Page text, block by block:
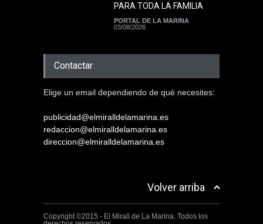
PARA TODA LA FAMILIA
PORTAL DE LA MARINA
03/08/2026
Contactar
Elige un email dependiendo de què necesites:
publicidad@elmiralldelamarina.es
redaccion@elmiralldelamarina.es
direccion@elmiralldelamarina.es
Volver arriba
Copyright ©2015 - El Mirall de La Marina. Todos los